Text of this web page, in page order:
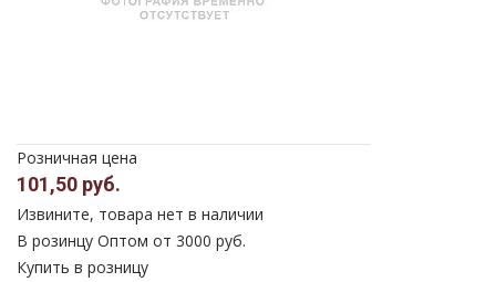
Розничная цена
101,50 руб.
Извините, товара нет в наличии
В розинцу Оптом от 3000 руб.
Купить в розницу